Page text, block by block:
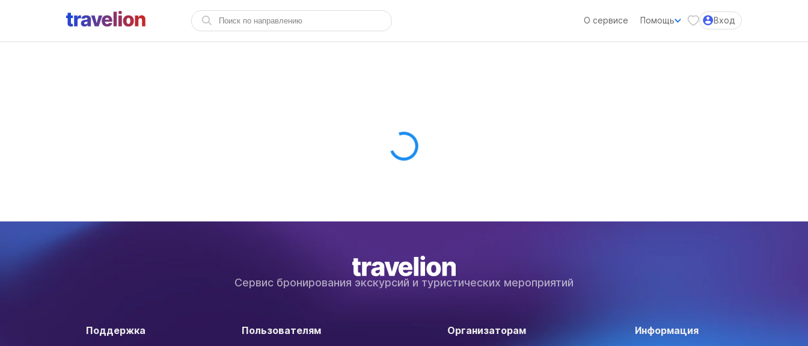
О сервисе Помощь Вход
Сервис бронирования экскурсий и туристических мероприятий
Поддержка Пользователям Организаторам Информация